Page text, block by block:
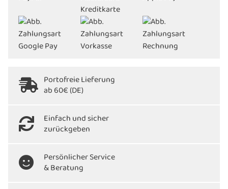
Portofreie Lieferung
ab 60€ (DE)
Einfach und sicher
zurückgeben
Persönlicher Service
& Beratung